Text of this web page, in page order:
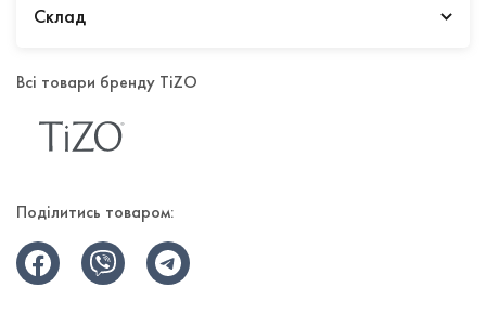
Призначення
Ефективна профілактика фотостаріння
Підготовка до нанесення макіяжу
Антиоксидантна підтримка шкіри
Склад
Всі товари бренду TiZO
Поділитись товаром: